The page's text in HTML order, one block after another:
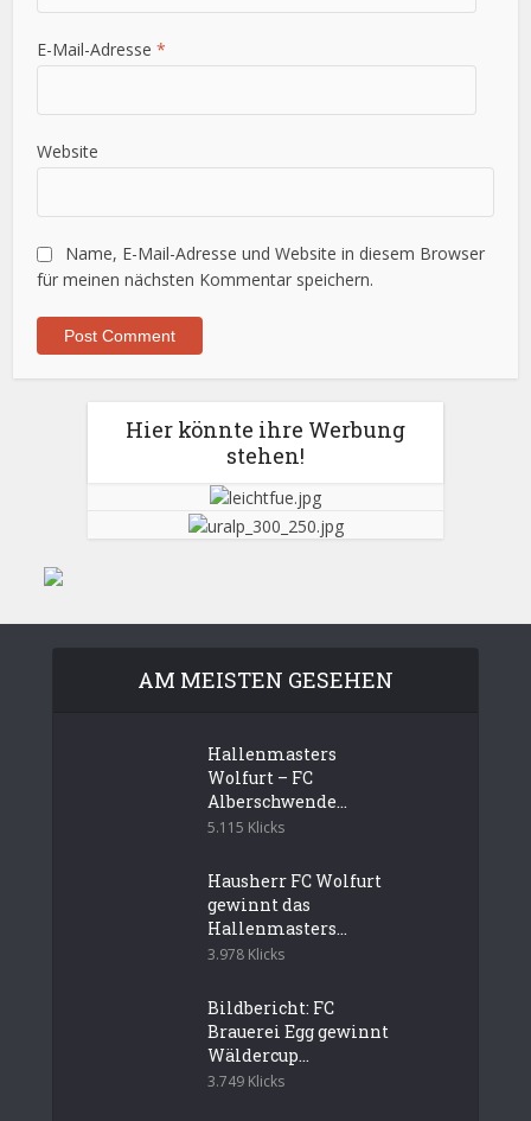
E-Mail-Adresse*
Website
Name, E-Mail-Adresse und Website in diesem Browser
für meinen nächsten Kommentar speichern.
Hier könnte ihre Werbung
stehen!
AM MEISTEN GESEHEN
Hallenmasters
Wolfurt – FC
Alberschwende...
5.115 Klicks
Hausherr FC Wolfurt
gewinnt das
Hallenmasters...
3.978 Klicks
Bildbericht: FC
Brauerei Egg gewinnt
Wäldercup...
3.749 Klicks